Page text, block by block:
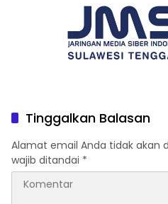
Tinggalkan Balasan
Alamat email Anda tidak akan
wajib ditandai *